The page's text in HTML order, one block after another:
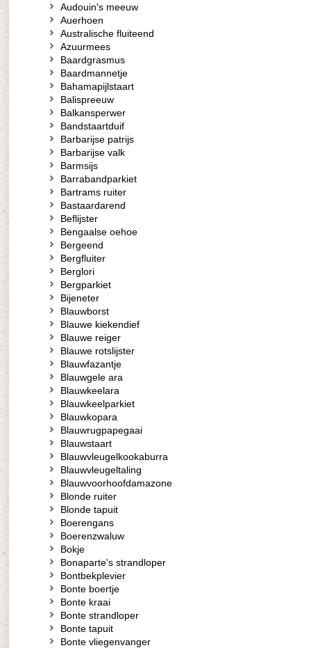
Audouin's meeuw
Auerhoen
Australische fluiteend
Azuurmees
Baardgrasmus
Baardmannetje
Bahamapijlstaart
Balispreeuw
Balkansperwer
Bandstaartduif
Barbarijse patrijs
Barbarijse valk
Barmsijs
Barrabandparkiet
Bartrams ruiter
Bastaardarend
Beflijster
Bengaalse oehoe
Bergeend
Bergfluiter
Berglori
Bergparkiet
Bijeneter
Blauwborst
Blauwe kiekendief
Blauwe reiger
Blauwe rotslijster
Blauwfazantje
Blauwgele ara
Blauwkeelara
Blauwkeelparkiet
Blauwkopara
Blauwrugpapegaai
Blauwstaart
Blauwvleugelkookaburra
Blauwvleugeltaling
Blauwvoorhoofdamazone
Blonde ruiter
Blonde tapuit
Boerengans
Boerenzwaluw
Bokje
Bonaparte's strandloper
Bontbekplevier
Bonte boertje
Bonte kraai
Bonte strandloper
Bonte tapuit
Bonte vliegenvanger